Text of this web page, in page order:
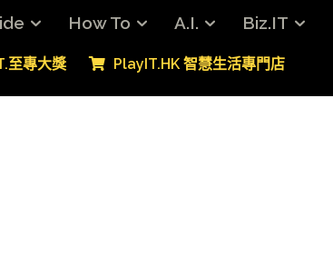
How To A.I. Biz.IT
至專大獎 PlayIT.HK 智慧生活專門店